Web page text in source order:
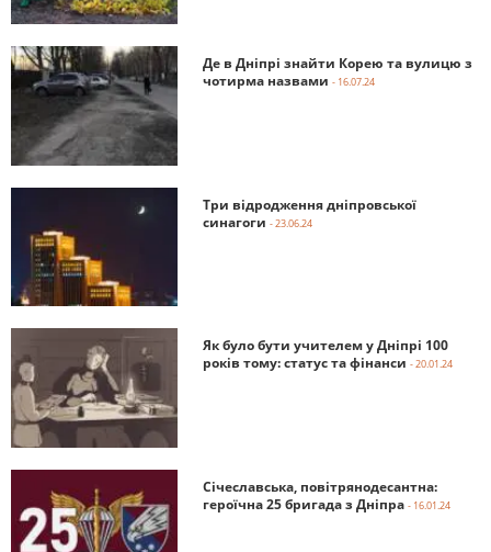
Де в Дніпрі знайти Корею та вулицю з
чотирма назвами - 16.07.24
Три відродження дніпровської
синагоги - 23.06.24
Як було бути учителем у Дніпрі 100
років тому: статус та фінанси - 20.01.24
Січеславська, повітрянодесантна:
героїчна 25 бригада з Дніпра - 16.01.24